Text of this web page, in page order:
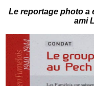
Le reportage photo a
ami